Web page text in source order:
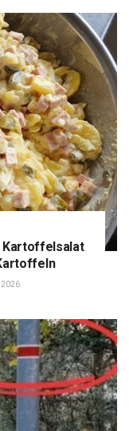
Kartoffelsalat
2026